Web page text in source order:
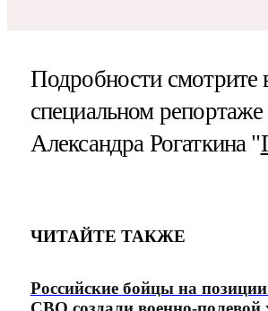
Подробности смотрите
специальном репортаже
Александра Рогаткина "
ЧИТАЙТЕ ТАКЖЕ
Российские бойцы на позиции